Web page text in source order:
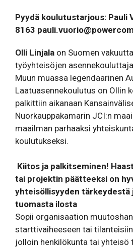
Pyydä koulutustarjous: Pauli
8163
Olli Linjala on Suomen
työyhteisöjen
Muun muassa legendaarinen
Laatuasennekoulutus on Ollin
palkittiin aikanaan
Nuorkauppakamarin JCI:n
maailman parhaaksi
koulutukseksi.
Kiitos ja palkitseminen!
tai projektin päätteeksi on
yhteisöllisyyden tärkeydestä
tuomasta ilosta
Sopii organisaation
starttivaiheeseen tai
jolloin henkilökunta tai